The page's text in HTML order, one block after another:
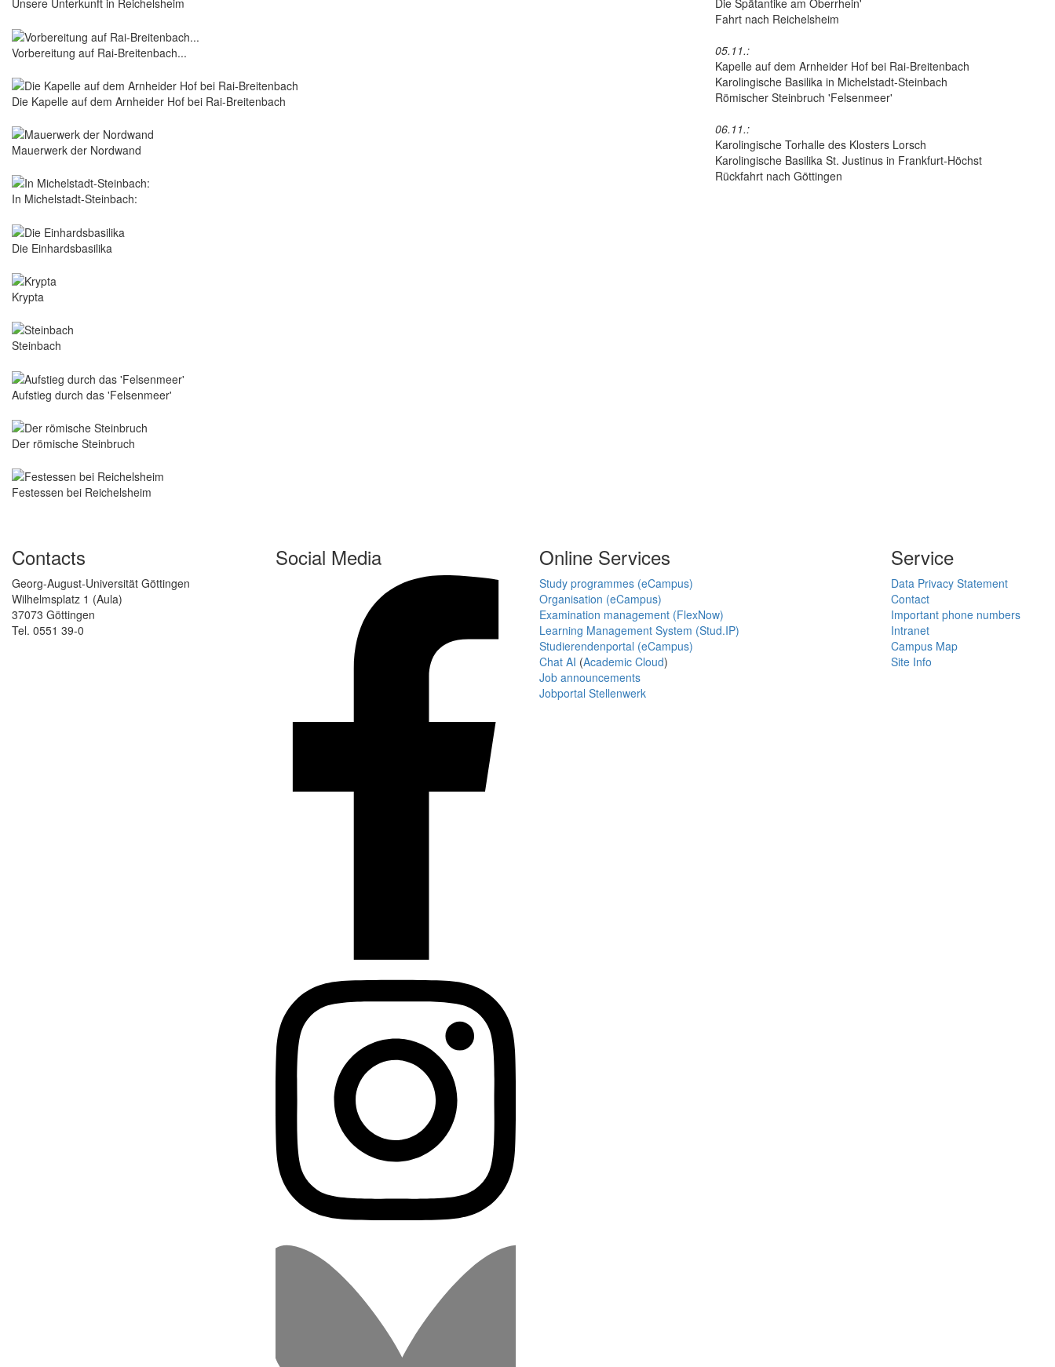
Unsere Unterkunft in Reichelsheim
Vorbereitung auf Rai-Breitenbach...
Die Kapelle auf dem Arnheider Hof bei Rai-Breitenbach
Mauerwerk der Nordwand
In Michelstadt-Steinbach:
Die Einhardsbasilika
Krypta
Steinbach
Aufstieg durch das 'Felsenmeer'
Der römische Steinbruch
Festessen bei Reichelsheim
Fahrt nach Reichelsheim
05.11.:
Kapelle auf dem Arnheider Hof bei Rai-Breitenbach
Karolingische Basilika in Michelstadt-Steinbach
Römischer Steinbruch 'Felsenmeer'
06.11.:
Karolingische Torhalle des Klosters Lorsch
Karolingische Basilika St. Justinus in Frankfurt-Höchst
Rückfahrt nach Göttingen
Contacts
Georg-August-Universität Göttingen
Wilhelmsplatz 1 (Aula)
37073 Göttingen
Tel. 0551 39-0
Social Media Online Services
Study programmes (eCampus)
Organisation (eCampus)
Examination management (FlexNow)
Learning Management System (Stud.IP)
Studierendenportal (eCampus)
Chat AI (Academic Cloud)
Job announcements
Jobportal Stellenwerk
Service
Data Privacy Statement
Contact
Important phone numbers
Intranet
Campus Map
Site Info